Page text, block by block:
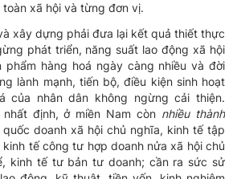
xã hội và từng đơn vị.
xây dựng phải đưa lại kết quả thiết thực
phát triển, năng suất lao động xã hội
phẩm hàng hoá ngày càng nhiều và đời
lành mạnh, tiến bộ, điều kiện sinh hoạt
của nhân dân không ngừng cải thiện.
định, ở miền Nam còn nhiều thành
doanh xã hội chủ nghĩa, kinh tế tập
tế công tư hợp doanh nửa xã hội chủ
kinh tế tư bản tư doanh; cần ra sức sử